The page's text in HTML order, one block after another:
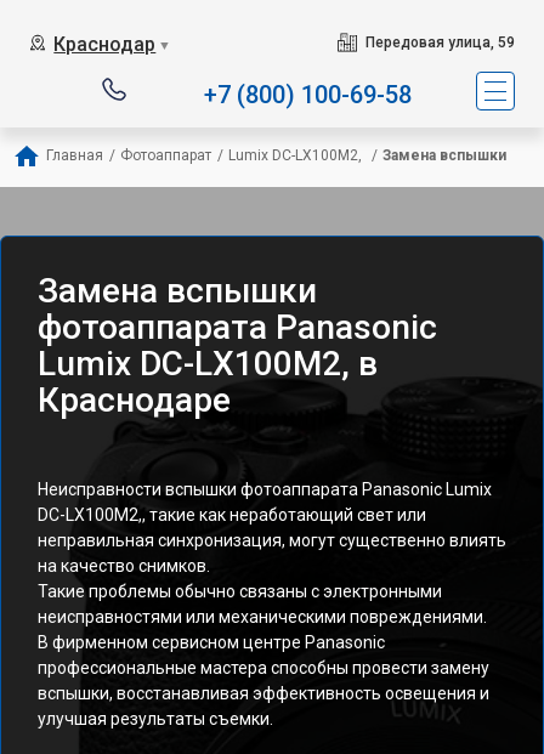
Краснодар ▼ Передовая улица, 59
+7 (800) 100-69-58
Главная / Фотоаппарат / Lumix DC-LX100M2, / Замена вспышки
Замена вспышки
фотоаппарата Panasonic
Lumix DC-LX100M2, в
Краснодаре
Неисправности вспышки фотоаппарата Panasonic Lumix
DC-LX100M2,, такие как неработающий свет или
неправильная синхронизация, могут существенно влиять
на качество снимков.
Такие проблемы обычно связаны с электронными
неисправностями или механическими повреждениями.
В фирменном сервисном центре Panasonic
профессиональные мастера способны провести замену
вспышки, восстанавливая эффективность освещения и
улучшая результаты съемки.